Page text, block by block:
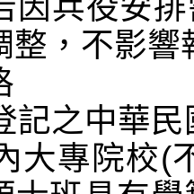
因兵役安
整，不影響
記之中華
大專院校(